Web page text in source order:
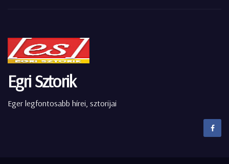
Egri Sztorik
Eger legfontosabb hírei, sztorijai